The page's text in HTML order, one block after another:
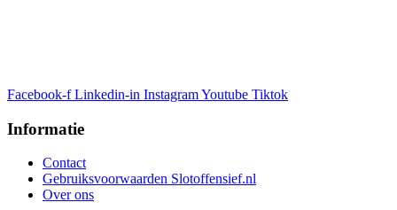
Facebook-f Linkedin-in InstagramYoutube Tiktok
Informatie
Contact
Gebruiksvoorwaarden Slotoffensief.nl
Over ons